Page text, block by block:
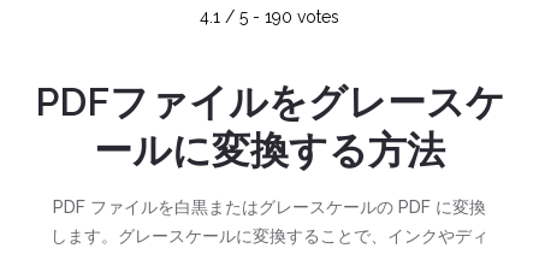
4.1 / 5 - 190 votes
PDFファイルをグレースケ
ールに変換する方法
PDF ファイルを白黒またはグレースケールの PDF に変換
します。グレースケールに変換することで、インクやディ